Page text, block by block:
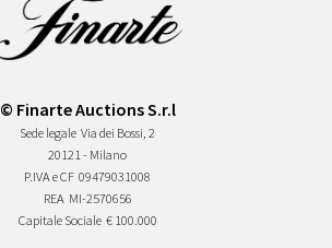
© Finarte Auctions S.r.l
Sede legale Via dei Bossi, 2
20121 - Milano
P.IVA e CF 09479031008
REA MI-2570656
Capitale Sociale € 100.000